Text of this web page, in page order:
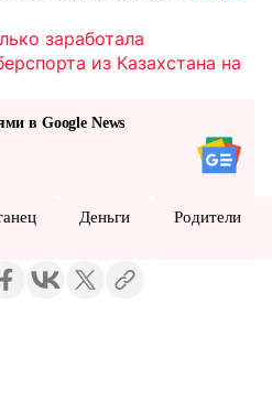
заработала
из Казахстана на
в Google News
Деньги Родители